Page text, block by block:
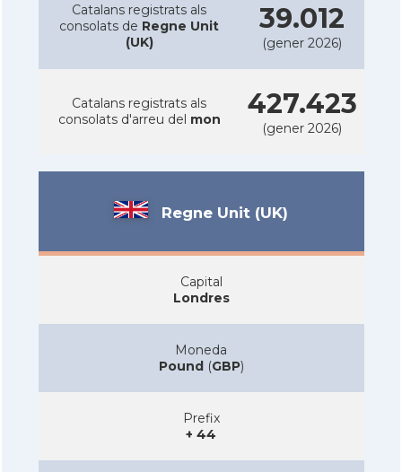
Catalans registrats als
consolats de Regne Unit
(UK)
39.012
(gener 2026)
Catalans registrats als
consolats d'arreu del mon 427.423
(gener 2026)
Regne Unit (UK)
Capital
Londres
Moneda
Pound(GBP)
Prefix
+ 44